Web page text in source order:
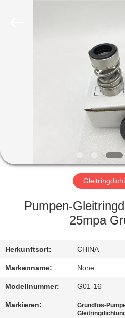
FABRIK-
TRETEN
SIE
MIT
UNS
Pumpen-
25mpa
Herkunftsort: CHINA
Markenname: None
Modellnummer: G01-16
Markieren: Grundfos-